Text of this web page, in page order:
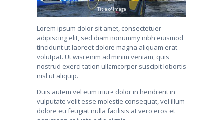
Title of Image
Lorem ipsum dolor sit amet, consectetuer
adipiscing elit, sed diam nonummy nibh euismod
tincidunt ut laoreet dolore magna aliquam erat
volutpat. Ut wisi enim ad minim veniam, quis
nostrud exerci tation ullamcorper suscipit lobortis
nisl ut aliquip.
Duis autem vel eum iriure dolor in hendrerit in
vulputate velit esse molestie consequat, vel illum
dolore eu feugiat nulla facilisis at vero eros et